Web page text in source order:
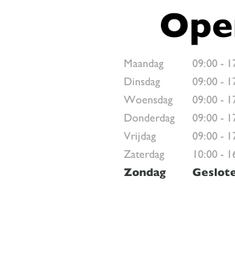
Maandag 09:00 -
Dinsdag
09:00 -
Woensdag
09:00 -
Donderdag
09:00 -
Vrijdag
09:00 -
Zaterdag
10:00 -
Zondag